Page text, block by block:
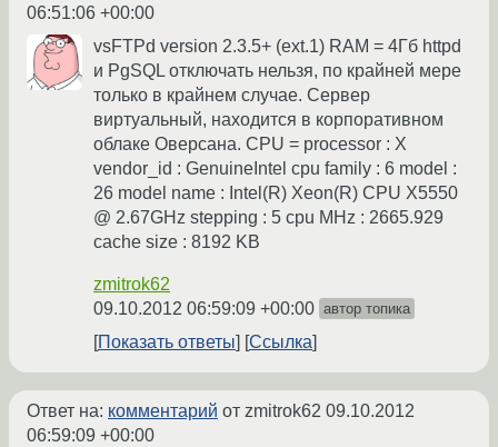
06:51:06 +00:00
vsFTPd version 2.3.5+ (ext.1) RAM = 4Гб httpd
и PgSQL отключать нельзя, по крайней мере
только в крайнем случае. Сервер
виртуальный, находится в корпоративном
облаке Оверсана. CPU = processor : X
vendor_id : GenuineIntel cpu family : 6 model :
26 model name : Intel(R) Xeon(R) CPU X5550
@ 2.67GHz stepping : 5 cpu MHz : 2665.929
cache size : 8192 KB
zmitrok62
09.10.2012 06:59:09 +00:00 автор топика
Показать ответы Ссылка
Ответ на: комментарий от zmitrok62 09.10.2012
06:59:09 +00:00